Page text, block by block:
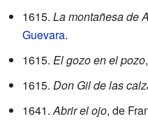
1615. La montañesa de
Guevara.
1615. El gozo en el pozo
1615. Don Gil de las
1641. Abrir el ojo, de